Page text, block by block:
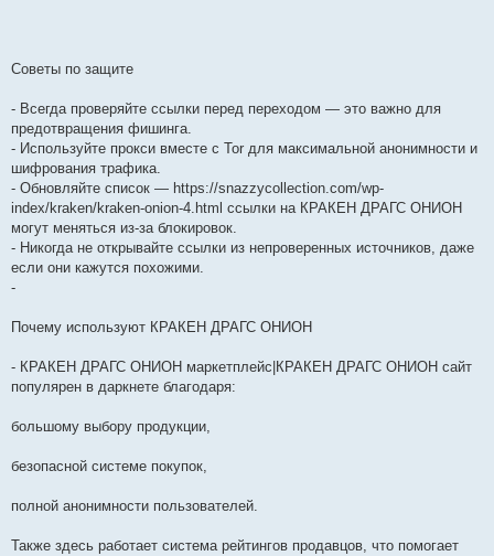
Советы по защите
- Всегда проверяйте ссылки перед переходом — это важно для
предотвращения фишинга.
- Используйте прокси вместе с Tor для максимальной анонимности и
шифрования трафика.
- Обновляйте список — https://snazzycollection.com/wp-
index/kraken/kraken-onion-4.html ссылки на КРАКЕН ДРАГС ОНИОН
могут меняться из-за блокировок.
- Никогда не открывайте ссылки из непроверенных источников, даже
если они кажутся похожими.
-
Почему используют КРАКЕН ДРАГС ОНИОН
- КРАКЕН ДРАГС ОНИОН маркетплейс|КРАКЕН ДРАГС ОНИОН сайт
популярен в даркнете благодаря:
большому выбору продукции,
безопасной системе покупок,
полной анонимности пользователей.
Также здесь работает система рейтингов продавцов, что помогает